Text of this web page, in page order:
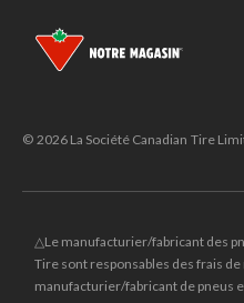
© 2026 La Société Canadian Tire
△Le manufacturier/fabricant des
Tire sont responsables des frais
manufacturier/fabricant de pneus